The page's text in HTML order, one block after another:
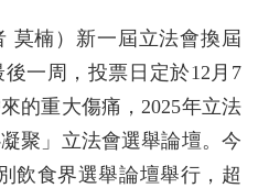
莫楠）新一屆立法會換屆
一周，投票日定於12月7
的重大傷痛，2025年立法
聚」立法會選舉論壇。今
飲食界選舉論壇舉行，超